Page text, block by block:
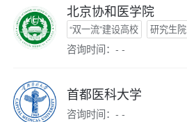
北京协和医学院
“双一流”建设高校 研究生院
咨询时间：- -
首都医科大学
咨询时间：- -